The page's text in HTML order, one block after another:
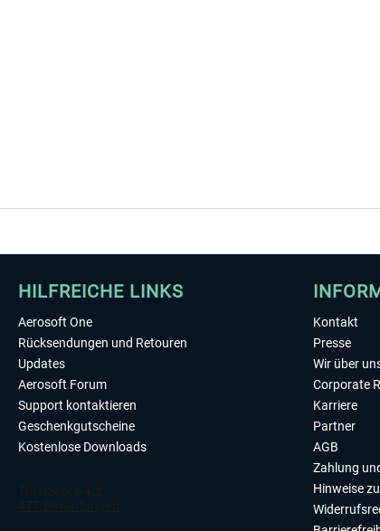
HILFREICHE LINKS
Aerosoft One
Rücksendungen und Retouren
Updates
Aerosoft Forum
Support kontaktieren
Geschenkgutscheine
Kostenlose Downloads
Kontakt
Presse
Wir über
Corporate
Karriere
Partner
AGB
Zahlung
Hinweise